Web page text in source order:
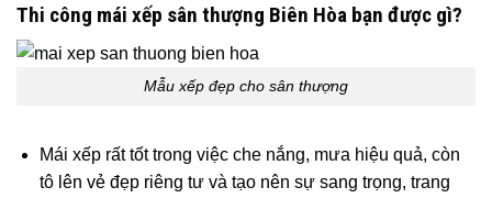
Thi công mái xếp sân thượng Biên Hòa bạn được gì?
Mẫu xếp đẹp cho sân thượng
Mái xếp rất tốt trong việc che nắng, mưa hiệu quả, còn
tô lên vẻ đẹp riêng tư và tạo nên sự sang trọng, trang